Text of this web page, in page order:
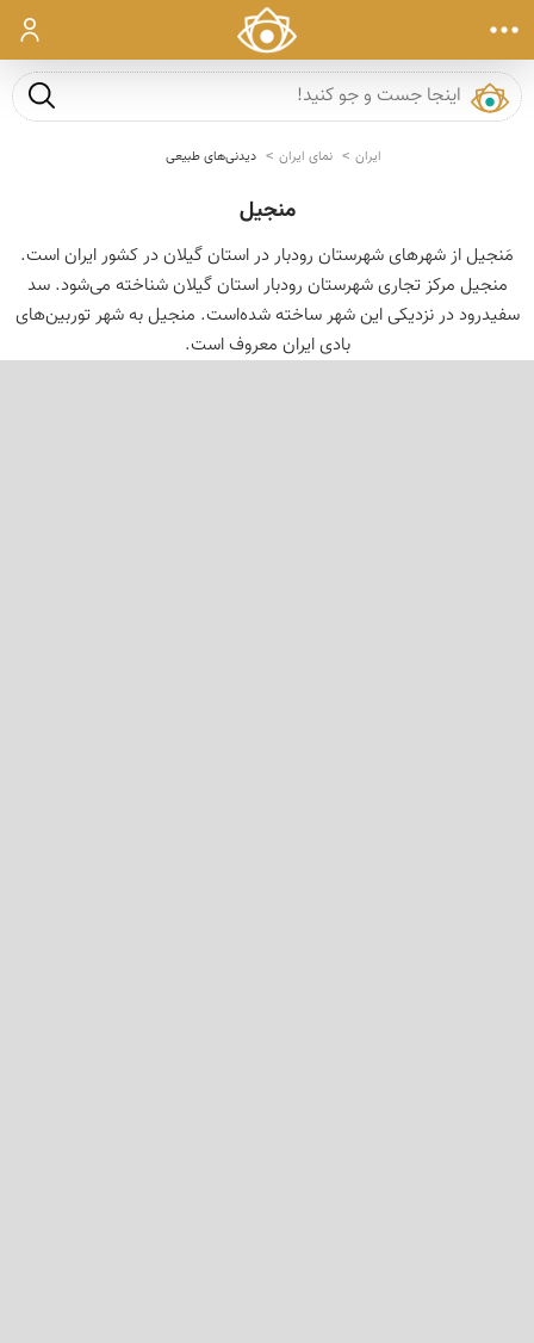
ورود
جست و
ایران نمای ایران دیدنی‌های طبیعی
منجیل
مَنجیل از شهرهای شهرستان رودبار در استان گیلان در کشور ایران است.
منجیل مرکز تجاری شهرستان رودبار استان گیلان شناخته می‌شود. سد
سفیدرود در نزدیکی این شهر ساخته شده‌است. منجیل به شهر توربین‌های
بادی ایران معروف است.